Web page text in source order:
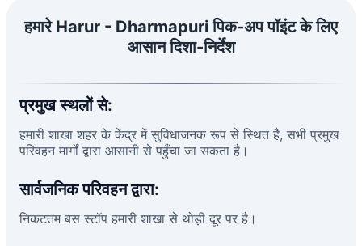
हमारे Harur - Dharmapuri पिक-अप पॉइंट के लिए
आसान दिशा-निर्देश
प्रमुख स्थलों से:
हमारी शाखा शहर के केंद्र में सुविधाजनक रूप से स्थित है, सभी प्रमुख
परिवहन मार्गों द्वारा आसानी से पहुँचा जा सकता है।
सार्वजनिक परिवहन द्वारा:
निकटतम बस स्टॉप हमारी शाखा से थोड़ी दूर पर है।